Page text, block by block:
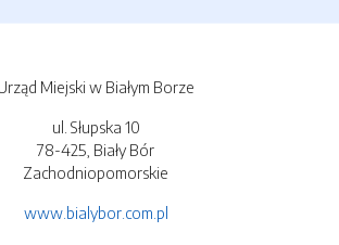
Miejski w Białym Borze
ul. Słupska 10
78-425, Biały Bór
Zachodniopomorskie
www.bialybor.com.pl